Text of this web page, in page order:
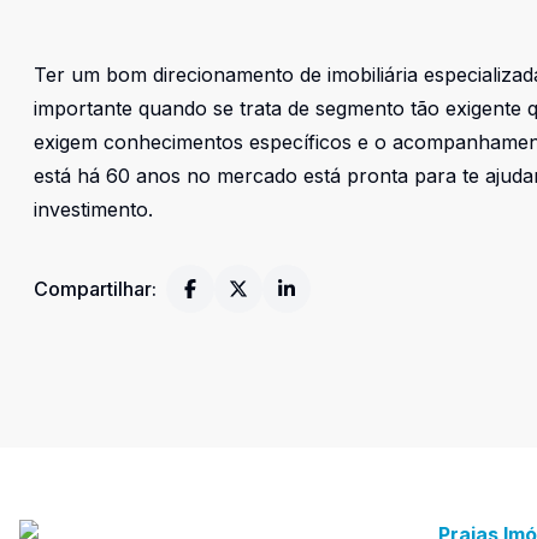
Ter um bom direcionamento de imobiliária
importante quando se trata de segmento tão exigente
exigem conhecimentos específicos e o
está há 60 anos no mercado está pronta para te
investimento.
Compartilhar:
Praias